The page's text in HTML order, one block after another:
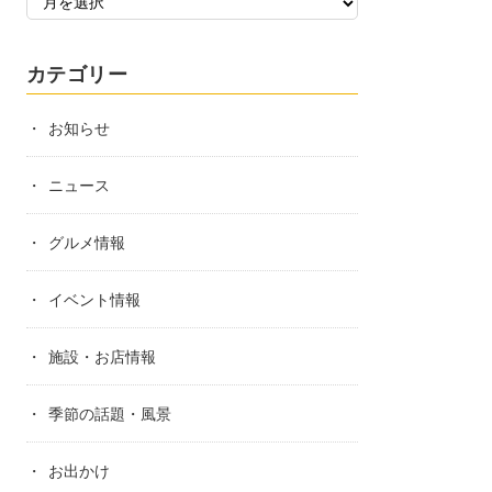
カテゴリー
お知らせ
ニュース
グルメ情報
イベント情報
施設・お店情報
季節の話題・風景
お出かけ